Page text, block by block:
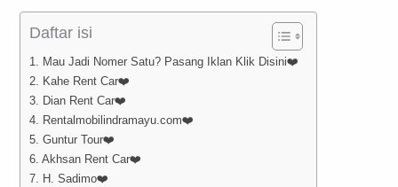
Daftar isi
1. Mau Jadi Nomer Satu? Pasang Iklan Klik Disini❤️
2. Kahe Rent Car❤️
3. Dian Rent Car❤️
4. Rentalmobilindramayu.com❤️
5. Guntur Tour❤️
6. Akhsan Rent Car❤️
7. H. Sadimo❤️